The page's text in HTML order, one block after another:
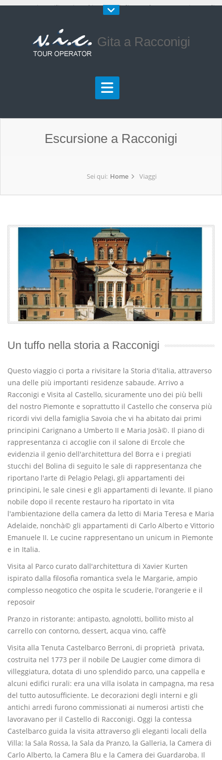
Gita a Racconigi
Escursione a Racconigi
Sei qui: Home Viaggi
Un tuffo nella storia a Racconigi
Questo viaggio ci porta a rivisitare la Storia d'italia, attraverso
una delle più importanti residenze sabaude. Arrivo a
Racconigi e Visita al Castello, sicuramente uno dei più belli
del nostro Piemonte e soprattutto il Castello che conserva più
ricordi vivi della famiglia Savoia che vi ha abitato dai primi
principini Carignano a Umberto II e Maria Josà©. Il piano di
rappresentanza ci accoglie con il salone di Ercole che
evidenzia il genio dell'architettura del Borra e i pregiati
stucchi del Bolina di seguito le sale di rappresentanza che
riportano l'arte di Pelagio Pelagi, gli appartamenti dei
principini, le sale cinesi e gli appartamenti di levante. Il piano
nobile dopo il recente restauro ha riportato in vita
l'ambientazione della camera da letto di Maria Teresa e Maria
Adelaide, nonchà© gli appartamenti di Carlo Alberto e Vittorio
Emanuele II. Le cucine rappresentano un unicum in Piemonte
e in Italia.
Visita al Parco curato dall'architettura di Xavier Kurten
ispirato dalla filosofia romantica svela le Margarie, ampio
complesso neogotico che ospita le scuderie, l'orangerie e il
reposoir
Pranzo in ristorante: antipasto, agnolotti, bollito misto al
carrello con contorno, dessert, acqua vino, caffè
Visita alla Tenuta Castelbarco Berroni, di proprietà privata,
costruita nel 1773 per il nobile De Laugier come dimora di
villeggiatura, dotata di uno splendido parco, una cappella e
alcuni edifici rurali: era una villa isolata in campagna, ma resa
del tutto autosufficiente. Le decorazioni degli interni e gli
antichi arredi furono commissionati ai numerosi artisti che
lavoravano per il Castello di Racconigi. Oggi la contessa
Castelbarco guida la visita attraverso gli eleganti locali della
Villa: la Sala Rossa, la Sala da Pranzo, la Galleria, la Camera di
Carlo Alberto, la Camera Blu e la Camera dei Guardaroba. Il
Questo sito utilizza i cookie per migliorare la tua esperienza di